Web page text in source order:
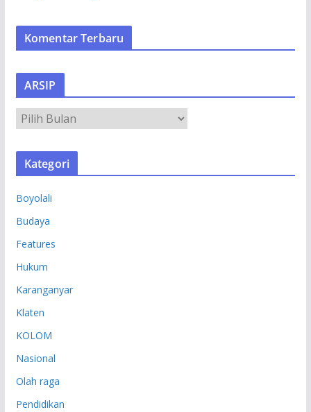
Komentar Terbaru
ARSIP
R
S
Kategori
Boyolali
Budaya
Features
Hukum
Karanganyar
Klaten
KOLOM
Nasional
Olah raga
Pendidikan